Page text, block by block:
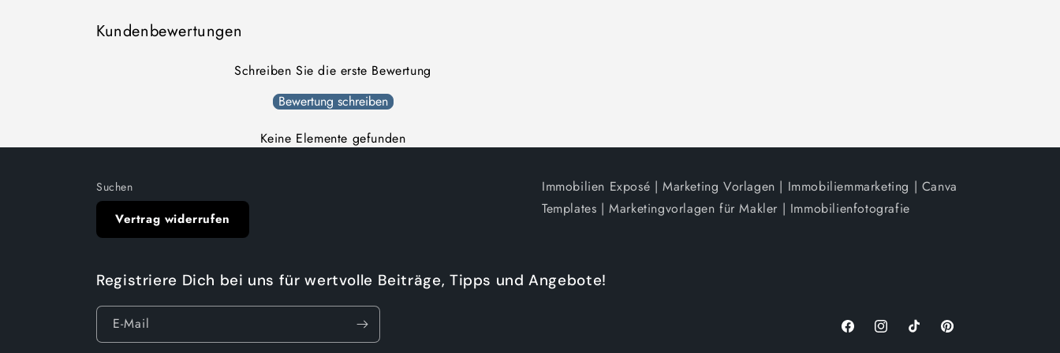
Kundenbewertungen
Schreiben Sie die erste Bewertung
Bewertung schreiben
Keine Elemente gefunden
Suchen
Vertrag widerrufen
Immobilien Exposé | Marketing Vorlagen | Immobiliemmarketing | Canva
Templates | Marketingvorlagen für Makler | Immobilienfotografie
Registriere Dich bei uns für wertvolle Beiträge, Tipps und Angebote!
E-Mail
FacebookInstagramTikTok Pinterest